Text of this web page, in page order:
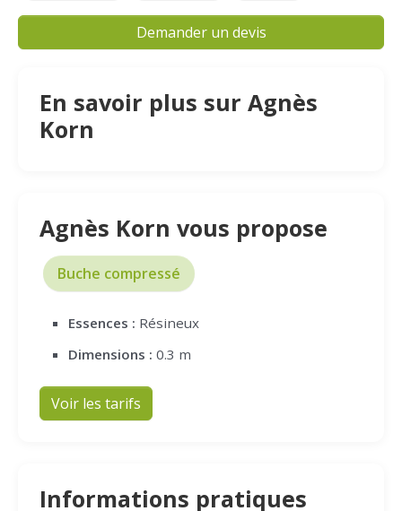
Demander un devis
En savoir plus sur Agnès
Korn
Agnès Korn vous propose
Buche compressé
Essences : Résineux
Dimensions : 0.3 m
Voir les tarifs
Informations pratiques